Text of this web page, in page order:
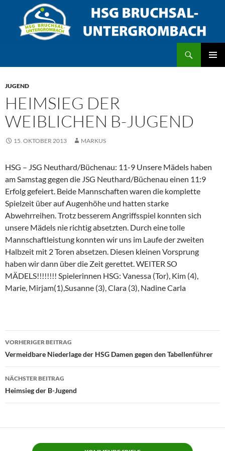
springen
JUGEND
HEIMSIEG DER
WEIBLICHEN B-JUGEND
15. OKTOBER 2013 MARKUS
HSG – JSG Neuthard/Büchenau: 11-9 Unsere Mädels haben
am Samstag gegen die JSG Neuthard/Büchenau einen 11:9
Erfolg gefeiert. Beide Mannschaften waren die komplette
Spielzeit über auf Augenhöhe und hatten starke
Abwehrreihen. Trotz besserem Angriffsspiel konnten sich
unsere Mädels nie richtig absetzten. Durch eine tolle
Mannschaftleistung konnten wir uns im Laufe der zweiten
Halbzeit mit 2 Toren absetzen. Diesen kleinen Vorsprung
haben wir dann über die Zeit gerettet. WEITER SO
MÄDELS!!!!!!!! Spielerinnen HSG: Vanessa (Tor), Kim (4),
Marie, Mirjam(1),Susanne (3), Clara (3), Nadine Carla
Beitragsnavigation
VORHERIGER BEITRAG
Vermeidbare Niederlage der HSG Damen gegen den Tabellenführer
NÄCHSTER BEITRAG
Heimsieg der B-Jugend